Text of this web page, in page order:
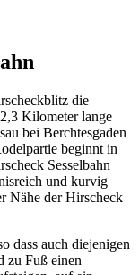
die
Kilometer lange
bei Berchtesgaden
beginnt in
Sesselbahn
und kurvig
Nähe der Hirscheck
dass auch diejenigen
zu Fuß einen